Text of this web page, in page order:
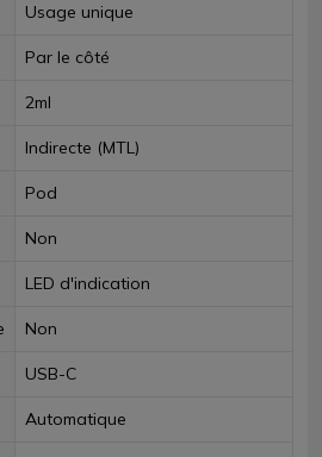
Usage unique
Par le côté
2ml
Indirecte (MTL)
Pod
Non
LED d'indication
Non
USB-C
Automatique